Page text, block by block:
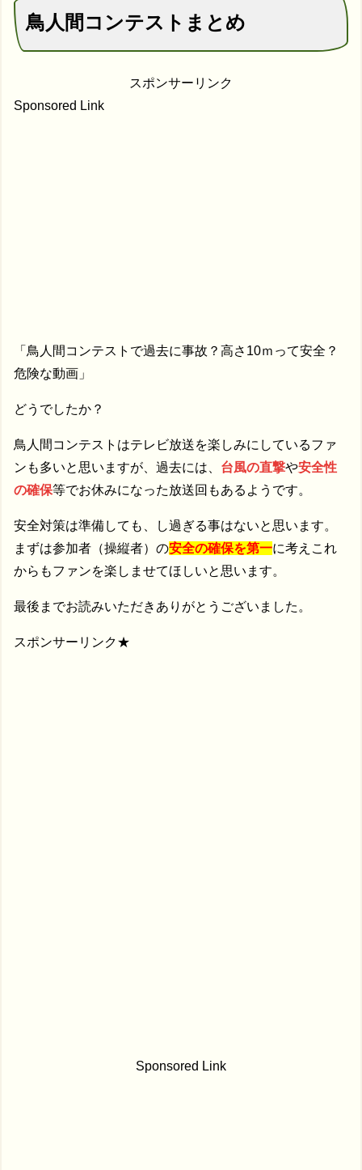
鳥人間コンテストまとめ
スポンサーリンク
Sponsored Link
「鳥人間コンテストで過去に事故？高さ10ｍって安全？
危険な動画」
どうでしたか？
鳥人間コンテストはテレビ放送を楽しみにしているファ
ンも多いと思いますが、過去には、 台風の直撃や安全性
の確保等でお休みになった放送回もあるようです。
安全対策は準備しても、し過ぎる事はないと思います。
まずは参加者（操縦者）の安全の確保を第一に考えこれ
からもファンを楽しませてほしいと思います。
最後までお読みいただきありがとうございました。
スポンサーリンク★
Sponsored Link